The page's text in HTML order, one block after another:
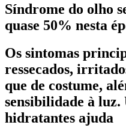
Síndrome do olho
quase 50% nesta
Os sintomas
ressecados,
que de costume,
sensibilidade à luz.
hidratantes ajuda